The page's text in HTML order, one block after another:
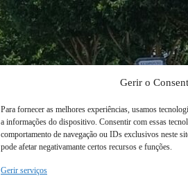
Gerir o
Para fornecer as melhores experiências, usamos
a informações do dispositivo. Consentir com essas
comportamento de navegação ou IDs exclusivos neste
pode afetar negativamante certos recursos e funções.
Gerir serviços